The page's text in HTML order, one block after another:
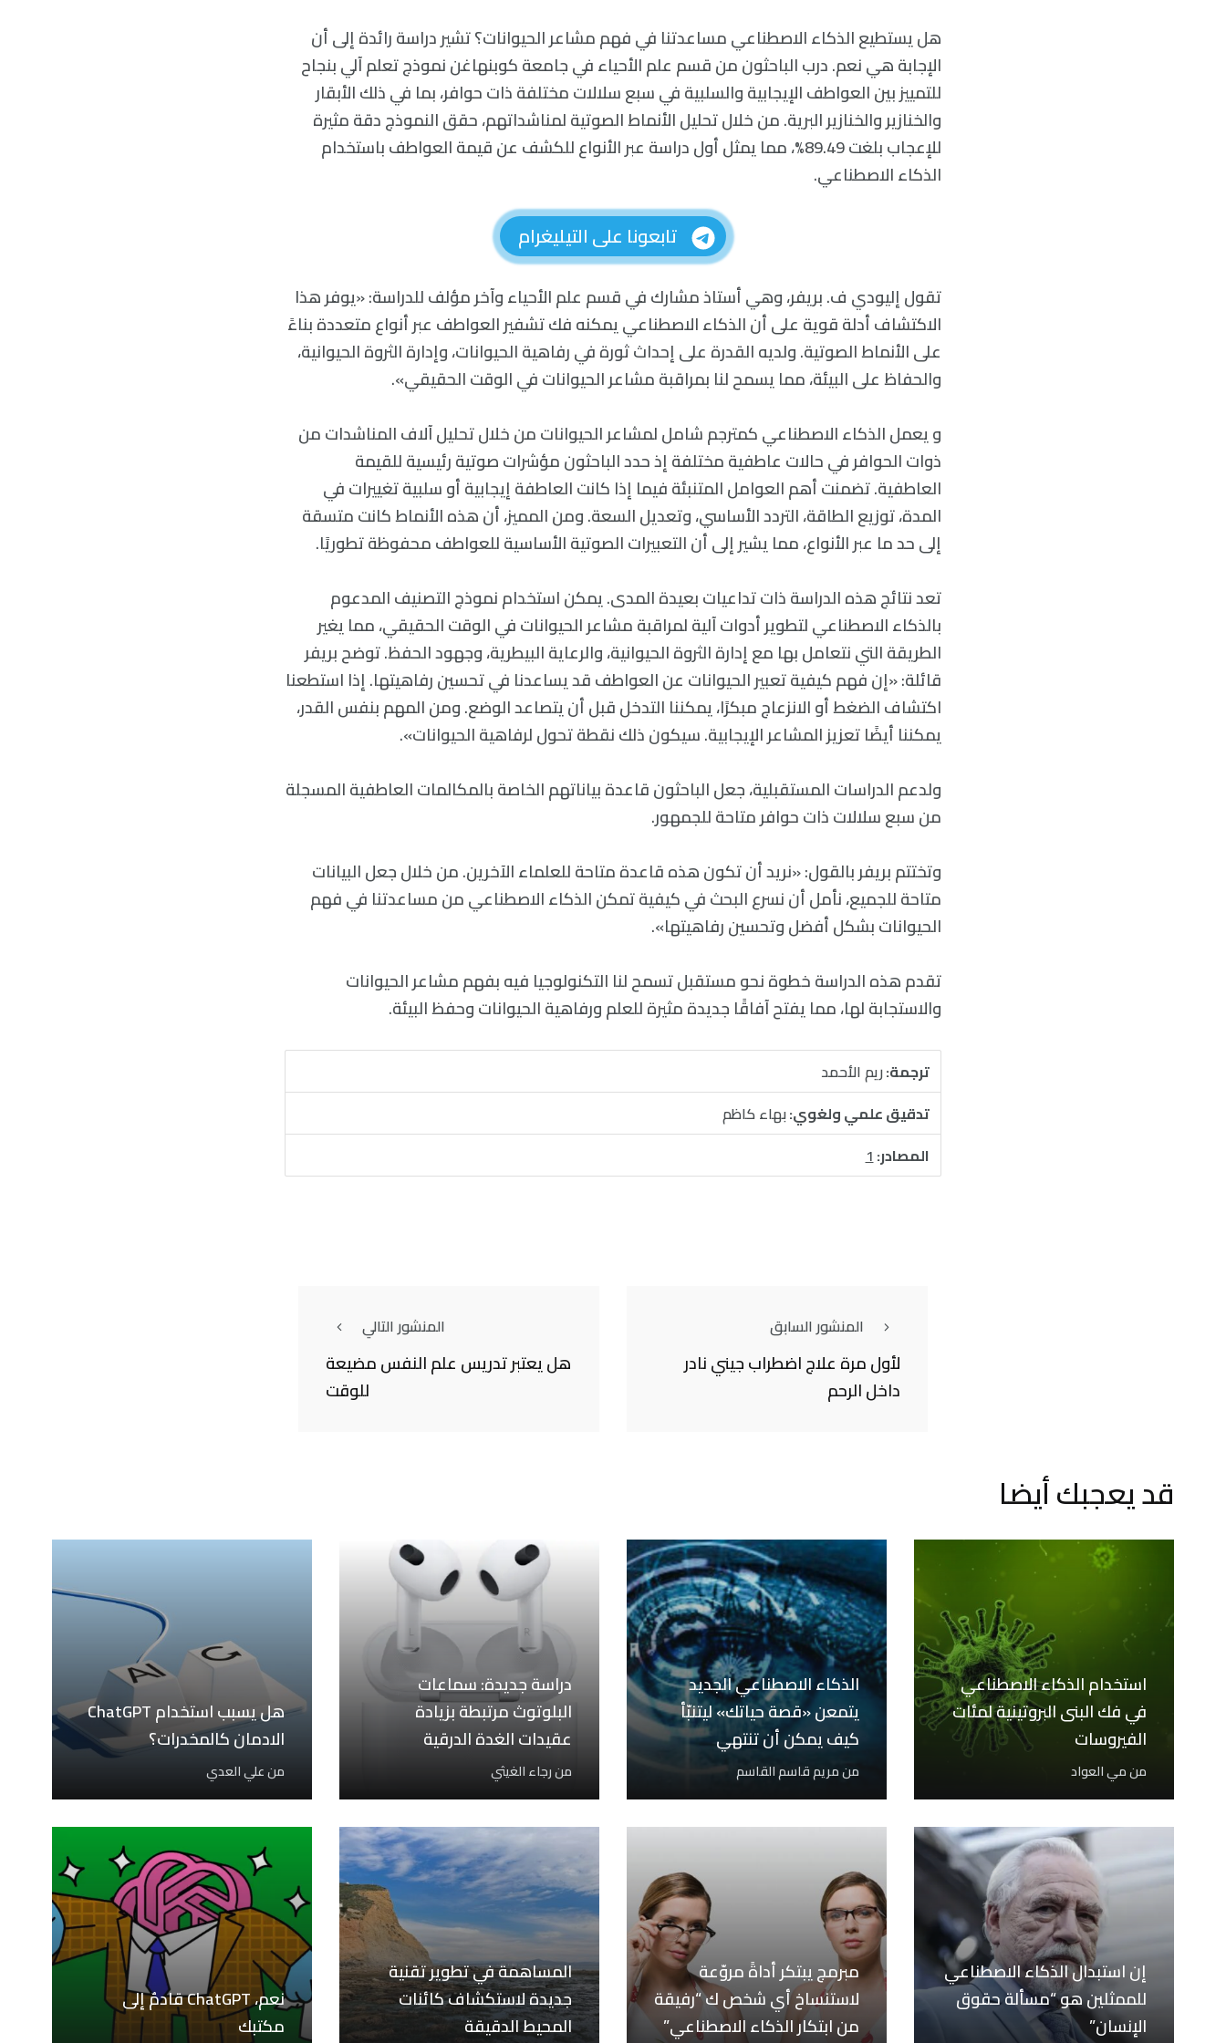
هل يستطيع الذكاء الاصطناعي مساعدتنا في فهم مشاعر الحيوانات؟ تشير دراسة رائدة إلى أن
الإجابة هي نعم. درب الباحثون من قسم علم الأحياء في جامعة كوبنهاغن نموذج تعلم آلي بنجاح
للتمييز بين العواطف الإيجابية والسلبية في سبع سلالات مختلفة ذات حوافر، بما في ذلك الأبقار
والخنازير والخنازير البرية. من خلال تحليل الأنماط الصوتية لمناشداتهم، حقق النموذج دقة مثيرة
للإعجاب بلغت 89.49%، مما يمثل أول دراسة عبر الأنواع للكشف عن قيمة العواطف باستخدام
الذكاء الاصطناعي.
تابعونا على التيليغرام
تقول إليودي ف. بريفر، وهي أستاذ مشارك في قسم علم الأحياء وآخر مؤلف للدراسة: «يوفر هذا
الاكتشاف أدلة قوية على أن الذكاء الاصطناعي يمكنه فك تشفير العواطف عبر أنواع متعددة بناءً
على الأنماط الصوتية. ولديه القدرة على إحداث ثورة في رفاهية الحيوانات، وإدارة الثروة الحيوانية،
والحفاظ على البيئة، مما يسمح لنا بمراقبة مشاعر الحيوانات في الوقت الحقيقي».
و يعمل الذكاء الاصطناعي كمترجم شامل لمشاعر الحيوانات من خلال تحليل آلاف المناشدات من
ذوات الحوافر في حالات عاطفية مختلفة إذ حدد الباحثون مؤشرات صوتية رئيسية للقيمة
العاطفية. تضمنت أهم العوامل المتنبئة فيما إذا كانت العاطفة إيجابية أو سلبية تغييرات في
المدة، توزيع الطاقة، التردد الأساسي، وتعديل السعة. ومن المميز، أن هذه الأنماط كانت متسقة
إلى حد ما عبر الأنواع، مما يشير إلى أن التعبيرات الصوتية الأساسية للعواطف محفوظة تطوريًا.
تعد نتائج هذه الدراسة ذات تداعيات بعيدة المدى. يمكن استخدام نموذج التصنيف المدعوم
بالذكاء الاصطناعي لتطوير أدوات آلية لمراقبة مشاعر الحيوانات في الوقت الحقيقي، مما يغير
الطريقة التي نتعامل بها مع إدارة الثروة الحيوانية، والرعاية البيطرية، وجهود الحفظ. توضح بريفر
قائلة: «إن فهم كيفية تعبير الحيوانات عن العواطف قد يساعدنا في تحسين رفاهيتها. إذا استطعنا
اكتشاف الضغط أو الانزعاج مبكرًا، يمكننا التدخل قبل أن يتصاعد الوضع. ومن المهم بنفس القدر،
يمكننا أيضًا تعزيز المشاعر الإيجابية. سيكون ذلك نقطة تحول لرفاهية الحيوانات».
ولدعم الدراسات المستقبلية، جعل الباحثون قاعدة بياناتهم الخاصة بالمكالمات العاطفية المسجلة
من سبع سلالات ذات حوافر متاحة للجمهور.
وتختتم بريفر بالقول: «نريد أن تكون هذه قاعدة متاحة للعلماء الآخرين. من خلال جعل البيانات
متاحة للجميع، نأمل أن نسرع البحث في كيفية تمكن الذكاء الاصطناعي من مساعدتنا في فهم
الحيوانات بشكل أفضل وتحسين رفاهيتها».
تقدم هذه الدراسة خطوة نحو مستقبل تسمح لنا التكنولوجيا فيه بفهم مشاعر الحيوانات
والاستجابة لها، مما يفتح آفاقًا جديدة مثيرة للعلم ورفاهية الحيوانات وحفظ البيئة.
ترجمة:ريم الأحمد
تدقيق علمي ولغوي:بهاء كاظم
المصادر:1
المنشور السابق
لأول مرة علاج اضطراب جيني نادر
داخل الرحم
المنشور التالي
هل يعتبر تدريس علم النفس مضيعة
للوقت
قد يعجبك أيضا
استخدام الذكاء الاصطناعي
في فك البنى البروتينية لمئات
الفيروسات
منمي العواد
الذكاء الاصطناعي الجديد
يتمعن «قصة حياتك» ليتنبّأ
كيف يمكن أن تنتهي
منمريم قاسم القاسم
دراسة جديدة: سماعات
البلوتوث مرتبطة بزيادة
عقيدات الغدة الدرقية
منرجاء الغيثي
هل يسبب استخدام ChatGPT
الادمان كالمخدرات؟
منعلي العدي
إن استبدال الذكاء الاصطناعي
للممثلين هو “مسألة حقوق
الإنسان”
مبرمج يبتكر أداةً مروّعة
لاستنساخ أي شخص ك “رفيقة
من ابتكار الذكاء الاصطناعي”
المساهمة في تطوير تقنية
جديدة لاستكشاف كائنات
المحيط الدقيقة
نعم، ChatGPT قادمٌ إلى
مكتبك